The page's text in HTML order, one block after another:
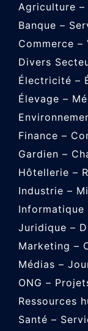
Agriculture
Banque –
Commerce –
Divers
Électricité –
Élevage –
Finance –
Gardien –
Hôtellerie –
Industrie –
Informatique
Juridique –
Marketing –
Médias –
ONG –
Ressources
Santé –